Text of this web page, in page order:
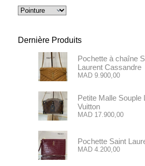
Dernière Produits
Pochette à chaîne
Laurent Cassandre
MAD9.900,00
Petite Malle Souple
Vuitton
MAD17.900,00
Pochette Saint
MAD4.200,00